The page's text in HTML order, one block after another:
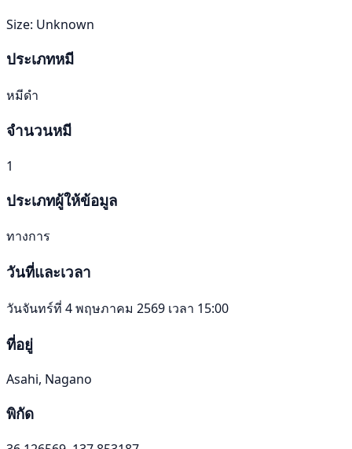
Size: Unknown
ประเภทหมี
หมีดำ
จำนวนหมี
1
ประเภทผู้ให้ข้อมูล
ทางการ
วันที่และเวลา
วันจันทร์ที่ 4 พฤษภาคม 2569 เวลา 15:00
ที่อยู่
Asahi, Nagano
พิกัด